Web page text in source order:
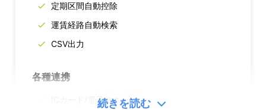
定期区間自動控除
運賃経路自動検索
CSV出力
各種連携
ICカード/電子マネー
続きを読む